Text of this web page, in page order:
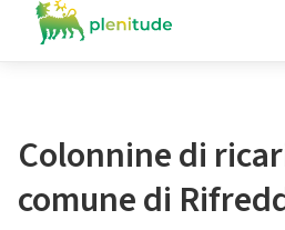
Colonnine di
comune di